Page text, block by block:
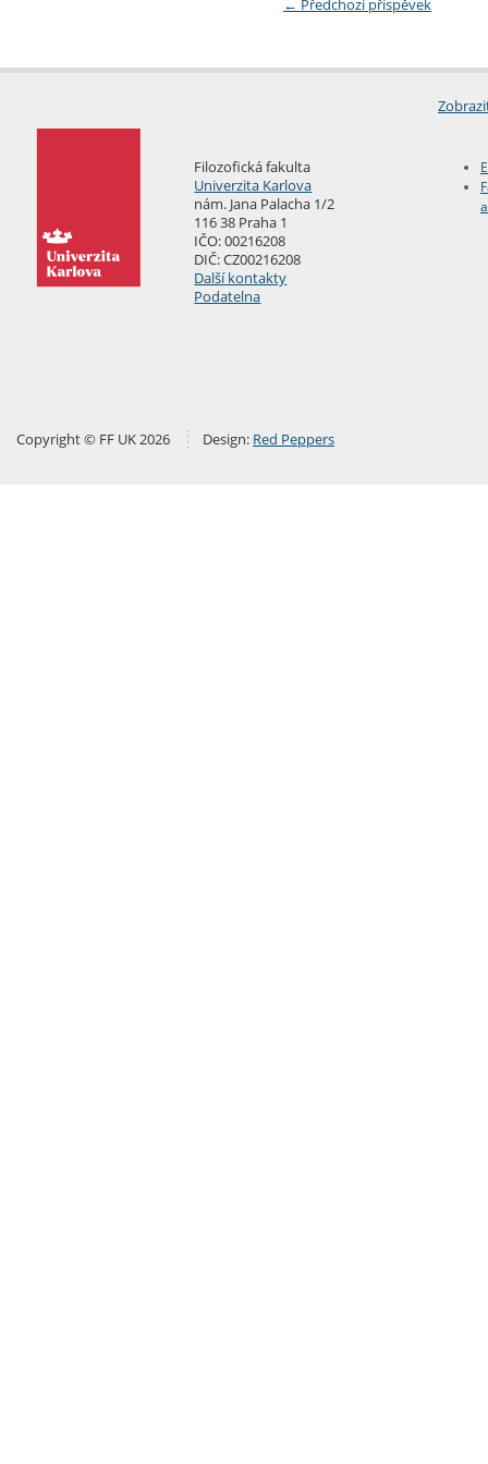
← Předchozí příspěvek
Filozofická fakulta
Univerzita Karlova
nám. Jana Palacha 1/2
116 38 Praha 1
IČO: 00216208
DIČ: CZ00216208
Další kontakty
Podatelna
Copyright © FF UK 2026 Design: Red Peppers